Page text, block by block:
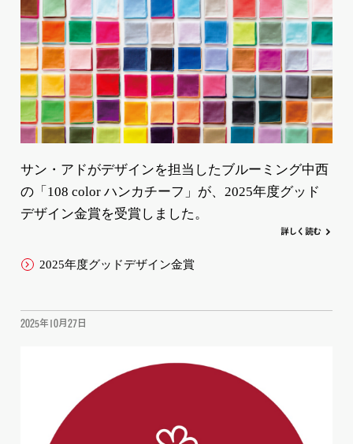
サン・アドがデザインを担当したブルーミング中西
の「108 color ハンカチーフ」が、2025年度グッド
デザイン金賞を受賞しました。
詳し く 読む
2025年度グッドデザイン金賞
2025年10月27日